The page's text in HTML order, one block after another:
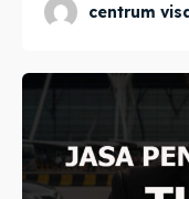
centrum